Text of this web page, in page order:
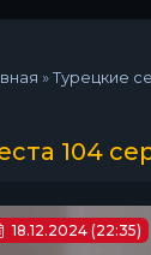
»Турецкие
104
18.12.2024 (22:35)